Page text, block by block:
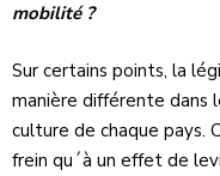
mobilité ?
Sur certains points, la
manière différente dans
culture de chaque pays.
frein qu´à un effet de